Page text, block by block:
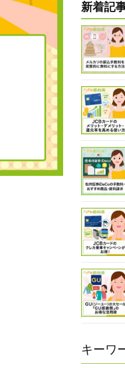
新着記
キーワ